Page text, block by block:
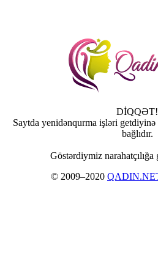
DİQQƏT!
Saytda yenidənqurma işləri
bağlıdır.
Göstərdiymiz
© 2009–2020